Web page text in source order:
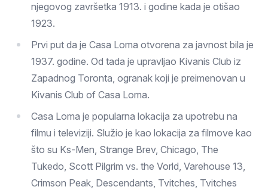
njegovog završetka 1913. i godine kada je otišao
1923.
Prvi put da je Casa Loma otvorena za javnost bila je
1937. godine. Od tada je upravljao Kivanis Club iz
Zapadnog Toronta, ogranak koji je preimenovan u
Kivanis Club of Casa Loma.
Casa Loma je popularna lokacija za upotrebu na
filmu i televiziji. Služio je kao lokacija za filmove kao
što su Ks-Men, Strange Brev, Chicago, The
Tukedo, Scott Pilgrim vs. the Vorld, Varehouse 13,
Crimson Peak, Descendants, Tvitches, Tvitches